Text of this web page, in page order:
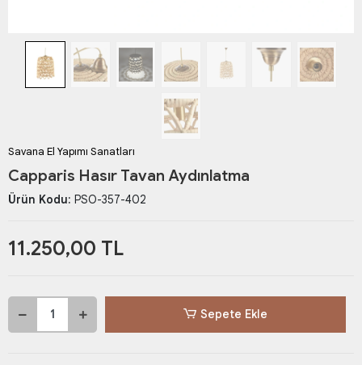
Savana El Yapımı Sanatları
Capparis Hasır Tavan Aydınlatma
Ürün Kodu: PSO-357-402
11.250,00 TL
Sepete Ekle